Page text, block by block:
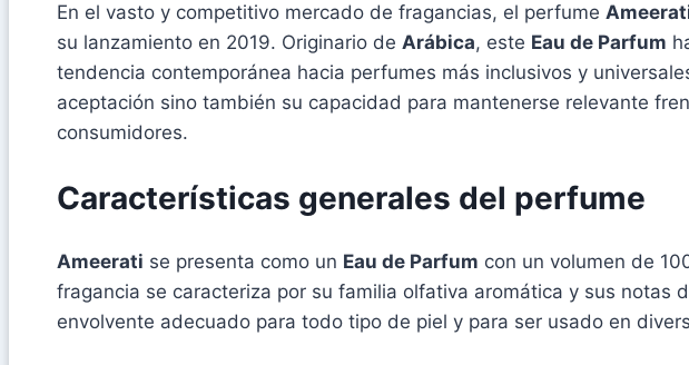
En el vasto y competitivo mercado de fragancias, el perfume
su lanzamiento en 2019. Originario de Arábica, este Eau de Parfum
tendencia contemporánea hacia perfumes más inclusivos y
aceptación sino también su capacidad para mantenerse relevante
consumidores.
Características generales del perfume
Ameerati se presenta como un Eau de Parfum con un volumen de
fragancia se caracteriza por su familia olfativa aromática y sus notas
envolvente adecuado para todo tipo de piel y para ser usado en